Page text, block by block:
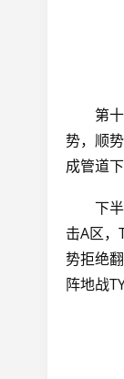
第
势，顺
成管道
下
击A区
势拒绝
阵地战